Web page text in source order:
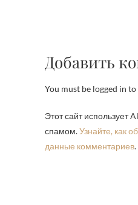
Добавить
You must be logged in
Этот сайт использует
спамом.Узнайте, как
данные комментариев.